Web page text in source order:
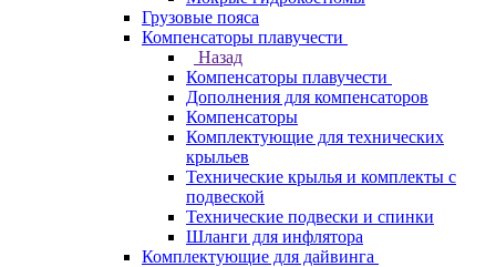
Грузовые пояса
Компенсаторы плавучести
Назад
Компенсаторы плавучести
Дополнения для компенсаторов
Компенсаторы
Комплектующие для технических
крыльев
Технические крылья и комплекты с
подвеской
Технические подвески и спинки
Шланги для инфлятора
Комплектующие для дайвинга